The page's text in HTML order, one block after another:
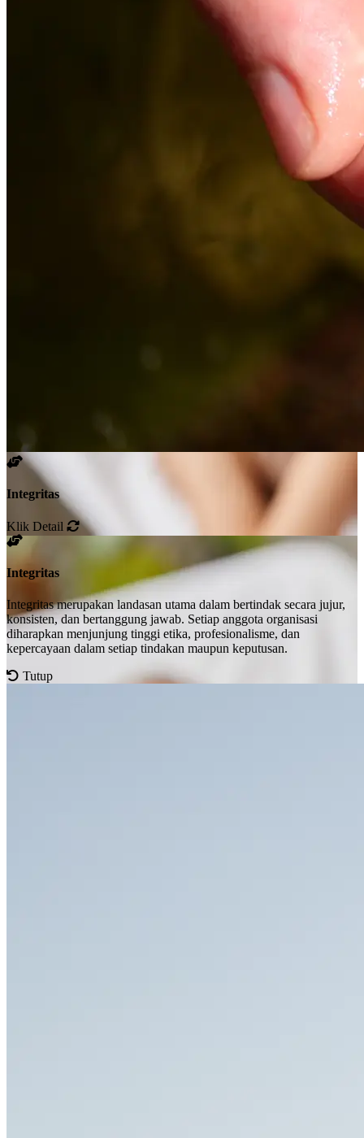
Integritas
Klik Detail
Integritas
Integritas merupakan landasan utama dalam bertindak secara jujur,
konsisten, dan bertanggung jawab. Setiap anggota organisasi
diharapkan menjunjung tinggi etika, profesionalisme, dan
kepercayaan dalam setiap tindakan maupun keputusan.
Tutup